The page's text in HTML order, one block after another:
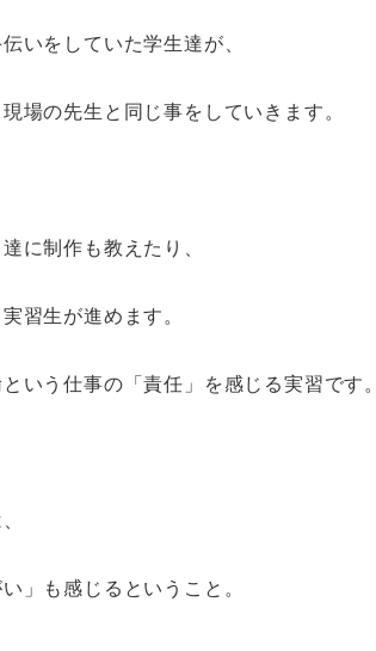
いをしていた学生達が、
場の先生と同じ事をしていきます。
に制作も教えたり、
習生が進めます。
いう仕事の「責任」を感じる実習です。
」も感じるということ。